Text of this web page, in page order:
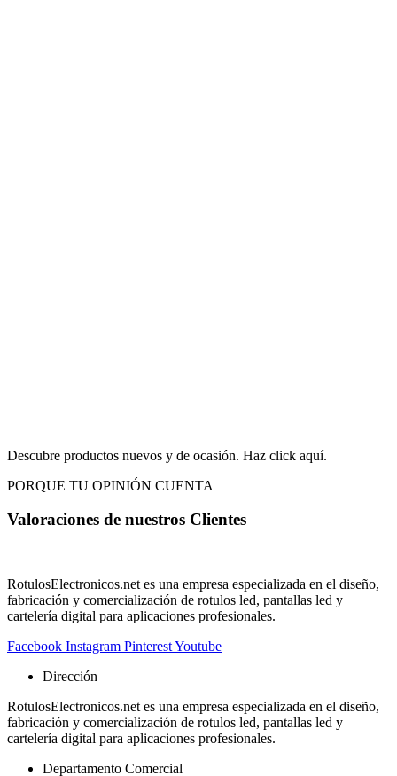
Descubre productos nuevos y de ocasión. Haz click aquí.
PORQUE TU OPINIÓN CUENTA
Valoraciones de nuestros Clientes
RotulosElectronicos.net es una empresa especializada en el diseño,
fabricación y comercialización de rotulos led, pantallas led y
cartelería digital para aplicaciones profesionales.
Facebook Instagram PinterestYoutube
Dirección
RotulosElectronicos.net es una empresa especializada en el diseño,
fabricación y comercialización de rotulos led, pantallas led y
cartelería digital para aplicaciones profesionales.
Departamento Comercial